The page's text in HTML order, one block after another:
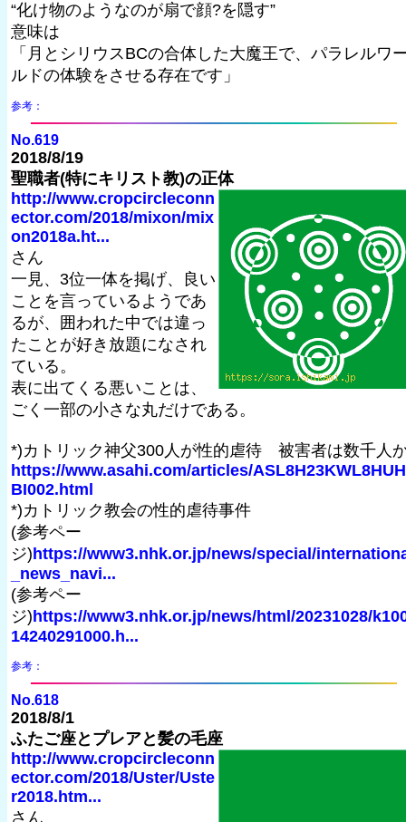
“化け物のようなのが扇で顔?を隠す”
意味は
「月とシリウスBCの合体した大魔王で、パラレルワ
ルドの体験をさせる存在です」
参考：
No.619
2018/8/19
聖職者(特にキリスト教)の正体
http://www.cropcircleconn
ector.com/2018/mixon/mix
on2018a.ht...
さん
一見、3位一体を掲げ、良い
ことを言っているようであ
るが、囲われた中では違っ
たことが好き放題になされ
ている。
表に出てくる悪いことは、
ごく一部の小さな丸だけである。
*)カトリック神父300人が性的虐待 被害者は数千人
https://www.asahi.com/articles/ASL8H23KWL8HUH
BI002.html
*)カトリック教会の性的虐待事件
(参考ペー
ジ) https://www3.nhk.or.jp/news/special/
_news_navi...
(参考ペー
ジ) https://www3.nhk.or.jp/news/html/20231028/
14240291000.h...
参考：
No.618
2018/8/1
ふたご座とプレアと髪の毛座
http://www.cropcircleconn
ector.com/2018/Uster/Uste
r2018.htm...
さん